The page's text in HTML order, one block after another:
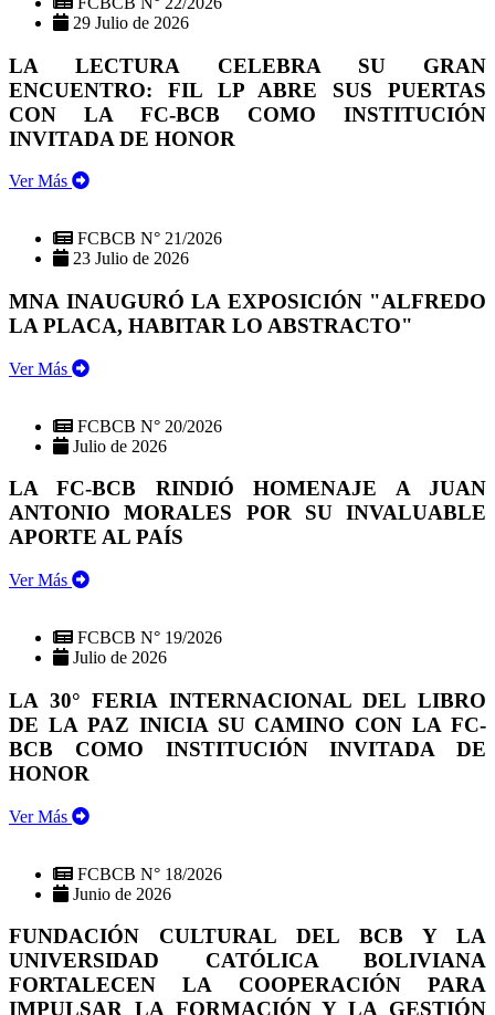
29 Julio de 2026
LA LECTURA CELEBRA SU GRAN
ENCUENTRO: FIL LP ABRE SUS PUERTAS
CON LA FC-BCB COMO INSTITUCIÓN
INVITADA DE HONOR
Ver Más
FCBCB N° 21/2026
23 Julio de 2026
MNA INAUGURÓ LA EXPOSICIÓN "ALFREDO
LA PLACA, HABITAR LO ABSTRACTO"
Ver Más
FCBCB N° 20/2026
Julio de 2026
LA FC-BCB RINDIÓ HOMENAJE A JUAN
ANTONIO MORALES POR SU INVALUABLE
APORTE AL PAÍS
Ver Más
FCBCB N° 19/2026
Julio de 2026
LA 30° FERIA INTERNACIONAL DEL LIBRO
DE LA PAZ INICIA SU CAMINO CON LA FC-
BCB COMO INSTITUCIÓN INVITADA DE
HONOR
Ver Más
FCBCB N° 18/2026
Junio de 2026
FUNDACIÓN CULTURAL DEL BCB Y LA
UNIVERSIDAD CATÓLICA BOLIVIANA
FORTALECEN LA COOPERACIÓN PARA
IMPULSAR LA FORMACIÓN Y LA GESTIÓN